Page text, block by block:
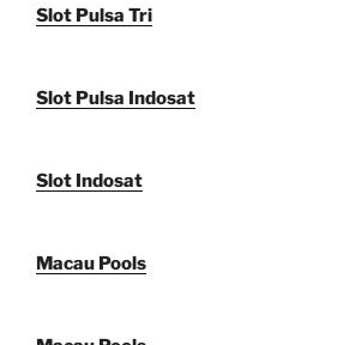
Slot Pulsa Tri
Slot Pulsa Indosat
Slot Indosat
Macau Pools